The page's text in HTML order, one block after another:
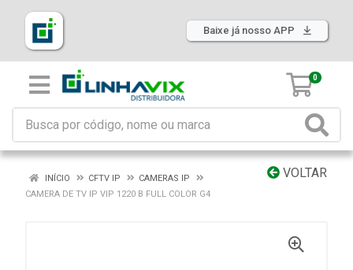
Baixe já nosso APP
0
VOLTAR
INÍCIO CFTV IP
CAMERAS IP
CAMERA DE TV IP VIP 1220 B FULL COLOR G4